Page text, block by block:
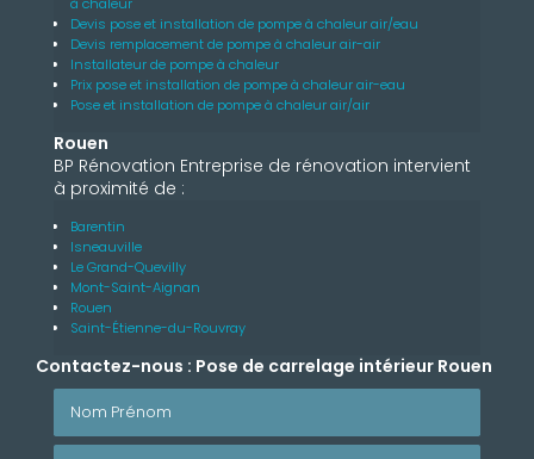
à chaleur
Devis pose et installation de pompe à chaleur air/eau
Devis remplacement de pompe à chaleur air-air
Installateur de pompe à chaleur
Prix pose et installation de pompe à chaleur air-eau
Pose et installation de pompe à chaleur air/air
Rouen
BP Rénovation Entreprise de rénovation intervient
à proximité de :
Barentin
Isneauville
Le Grand-Quevilly
Mont-Saint-Aignan
Rouen
Saint-Étienne-du-Rouvray
Contactez-nous : Pose de carrelage intérieur Rouen
Nom Prénom